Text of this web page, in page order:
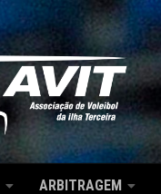
ARBITRAGEM